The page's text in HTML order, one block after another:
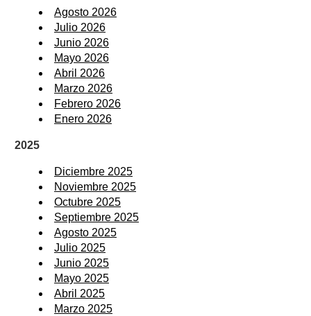
Agosto 2026
Julio 2026
Junio 2026
Mayo 2026
Abril 2026
Marzo 2026
Febrero 2026
Enero 2026
2025
Diciembre 2025
Noviembre 2025
Octubre 2025
Septiembre 2025
Agosto 2025
Julio 2025
Junio 2025
Mayo 2025
Abril 2025
Marzo 2025